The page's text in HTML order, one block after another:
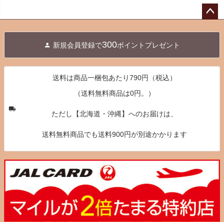
へ
新規会員登録で300ポイントプレゼント
送料は商品一梱包あたり790円（税込）
（送料無料商品は0円。）
ただし【北海道・沖縄】へのお届けは、
送料無料商品でも送料900円が別途かかります